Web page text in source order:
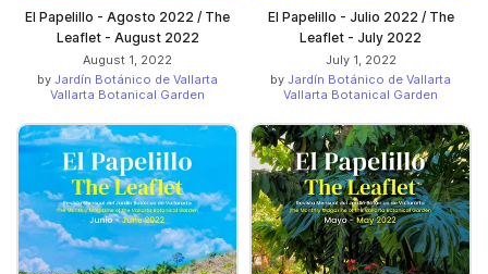
El Papelillo - Agosto 2022 / The
Leaflet - August 2022
August 1, 2022
by Jardín Botánico de Vallarta
Vallarta Botanical Garden
El Papelillo - Julio 2022 / The
Leaflet - July 2022
July 1, 2022
by Jardín Botánico de Vallarta
Vallarta Botanical Garden